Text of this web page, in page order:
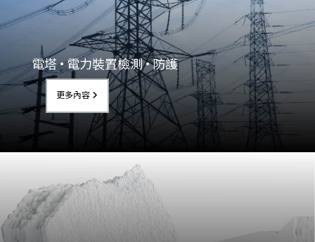
電塔 • 電力裝置檢測 • 防護
更多內容